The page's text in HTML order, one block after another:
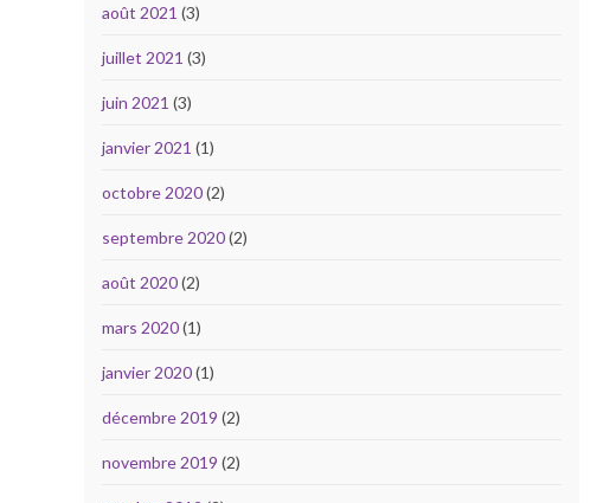
août 2021 (3)
juillet 2021 (3)
juin 2021 (3)
janvier 2021 (1)
octobre 2020(2)
septembre 2020(2)
août 2020(2)
mars 2020(1)
janvier 2020(1)
décembre 2019 (2)
novembre 2019 (2)